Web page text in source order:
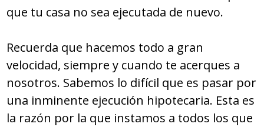
que tu casa no sea ejecutada de nuevo.
Recuerda que hacemos todo a gran
velocidad, siempre y cuando te acerques a
nosotros. Sabemos lo difícil que es pasar por
una inminente ejecución hipotecaria. Esta es
la razón por la que instamos a todos los que